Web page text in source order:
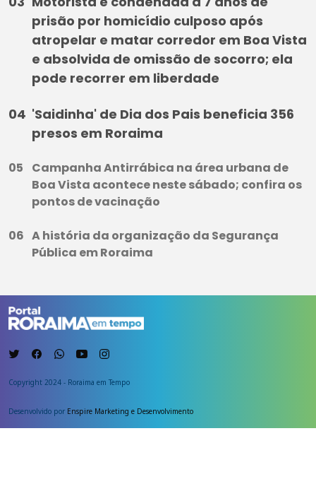
prisão por homicídio culposo após
atropelar e matar corredor em Boa Vista
e absolvida de omissão de socorro; ela
pode recorrer em liberdade
'Saidinha' de Dia dos Pais beneficia 356
presos em Roraima
Campanha Antirrábica na área urbana de
Boa Vista acontece neste sábado; confira os
pontos de vacinação
A história da organização da Segurança
Pública em Roraima
Copyright 2024 - Roraima em Tempo
Desenvolvido por Enspire Marketing e Desenvolvimento